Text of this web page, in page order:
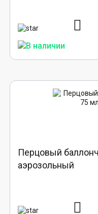
Перцовый
аэрозольный